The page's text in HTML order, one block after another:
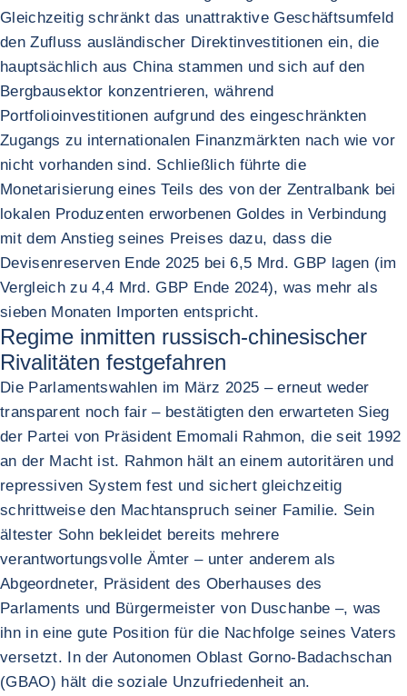
Gleichzeitig schränkt das unattraktive Geschäftsumfeld
den Zufluss ausländischer Direktinvestitionen ein, die
hauptsächlich aus China stammen und sich auf den
Bergbausektor konzentrieren, während
Portfolioinvestitionen aufgrund des eingeschränkten
Zugangs zu internationalen Finanzmärkten nach wie vor
nicht vorhanden sind. Schließlich führte die
Monetarisierung eines Teils des von der Zentralbank bei
lokalen Produzenten erworbenen Goldes in Verbindung
mit dem Anstieg seines Preises dazu, dass die
Devisenreserven Ende 2025 bei 6,5 Mrd. GBP lagen (im
Vergleich zu 4,4 Mrd. GBP Ende 2024), was mehr als
sieben Monaten Importen entspricht.
Regime inmitten russisch-chinesischer
Rivalitäten festgefahren
Die Parlamentswahlen im März 2025 – erneut weder
transparent noch fair – bestätigten den erwarteten Sieg
der Partei von Präsident Emomali Rahmon, die seit 1992
an der Macht ist. Rahmon hält an einem autoritären und
repressiven System fest und sichert gleichzeitig
schrittweise den Machtanspruch seiner Familie. Sein
ältester Sohn bekleidet bereits mehrere
verantwortungsvolle Ämter – unter anderem als
Abgeordneter, Präsident des Oberhauses des
Parlaments und Bürgermeister von Duschanbe –, was
ihn in eine gute Position für die Nachfolge seines Vaters
versetzt. In der Autonomen Oblast Gorno-Badachschan
(GBAO) hält die soziale Unzufriedenheit an.